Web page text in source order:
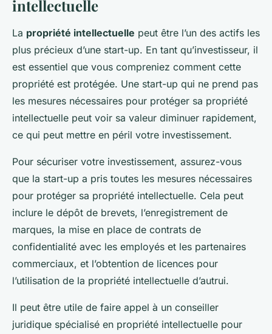
intellectuelle
La propriété intellectuelle peut être l’un des actifs les
plus précieux d’une start-up. En tant qu’investisseur, il
est essentiel que vous compreniez comment cette
propriété est protégée. Une start-up qui ne prend pas
les mesures nécessaires pour protéger sa propriété
intellectuelle peut voir sa valeur diminuer rapidement,
ce qui peut mettre en péril votre investissement.
Pour sécuriser votre investissement, assurez-vous
que la start-up a pris toutes les mesures nécessaires
pour protéger sa propriété intellectuelle. Cela peut
inclure le dépôt de brevets, l’enregistrement de
marques, la mise en place de contrats de
confidentialité avec les employés et les partenaires
commerciaux, et l’obtention de licences pour
l’utilisation de la propriété intellectuelle d’autrui.
Il peut être utile de faire appel à un conseiller
juridique spécialisé en propriété intellectuelle pour